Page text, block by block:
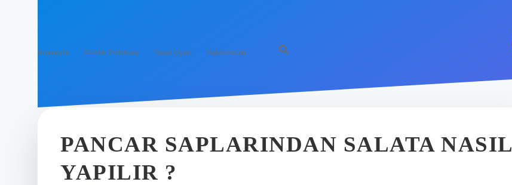
Anasayfa Gizlilik Politikası Yasal Uyarı Hakkımızda
PANCAR SAPLARINDAN SALATA NASIL
YAPILIR ?